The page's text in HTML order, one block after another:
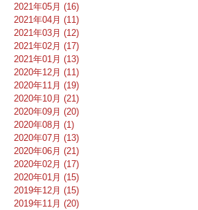
2021年05月 (16)
2021年04月 (11)
2021年03月 (12)
2021年02月 (17)
2021年01月 (13)
2020年12月 (11)
2020年11月 (19)
2020年10月 (21)
2020年09月 (20)
2020年08月 (1)
2020年07月 (13)
2020年06月 (21)
2020年02月 (17)
2020年01月 (15)
2019年12月 (15)
2019年11月 (20)